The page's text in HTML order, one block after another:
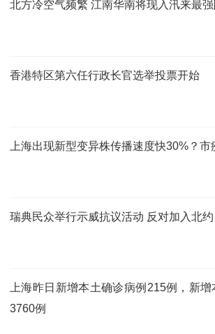
北方冷空气频繁 江南华南将现入汛来最
香港特区第六任行政长官选举投票开始
上海出现新型变异株传播速度快30%？
瑞典民众举行示威抗议活动 反对加入北约
上海昨日新增本土确诊病例215例，新
3760例